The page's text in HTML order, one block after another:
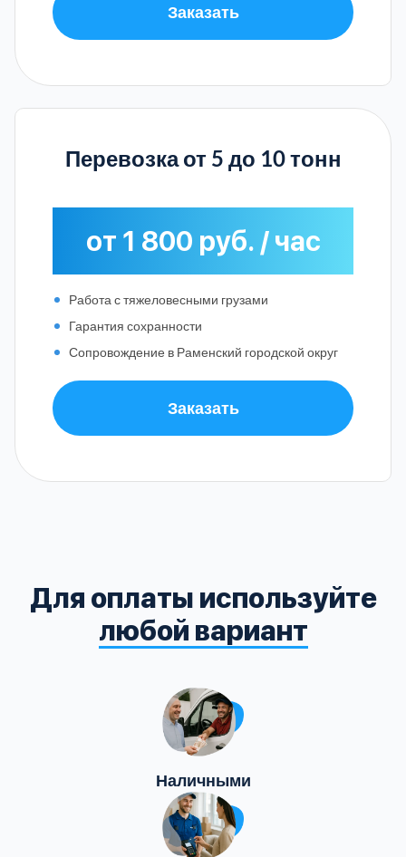
Заказать
Перевозка от 5 до 10 тонн
от 1 800 руб. / час
Работа с тяжеловесными грузами
Гарантия сохранности
Сопровождение в Раменский городской округ
Заказать
Для оплаты используйте
любой вариант
Наличными